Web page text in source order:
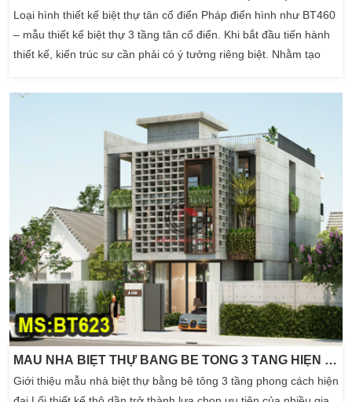
Loại hình thiết kế biệt thự tân cổ điển Pháp điển hình như BT460
– mẫu thiết kế biệt thự 3 tầng tân cổ điển. Khi bắt đầu tiến hành
thiết kế, kiến trúc sư cần phải có ý tưởng riêng biệt. Nhằm tạo
những công trình biệt thự bán cổ điển phổ thông. Để tạo điểm
MẪU NHÀ BIỆT THỰ BẰNG BÊ TÔNG 3 TẦNG HIỆN ĐẠI 12X31M
Giới thiệu mẫu nhà biệt thự bằng bê tông 3 tầng phong cách hiện